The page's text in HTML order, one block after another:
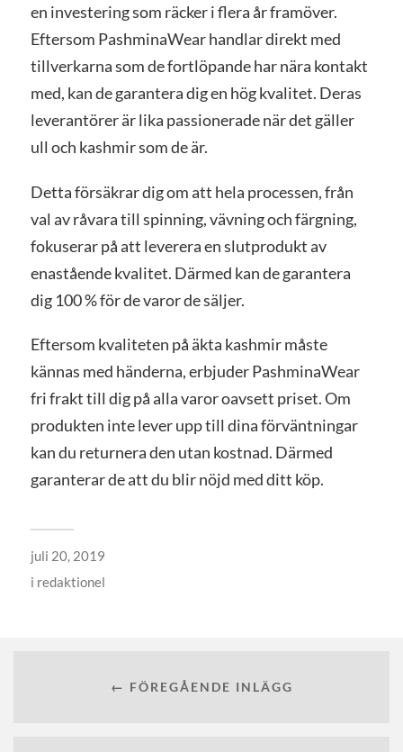
en investering som räcker i flera år framöver.
Eftersom PashminaWear handlar direkt med
tillverkarna som de fortlöpande har nära kontakt
med, kan de garantera dig en hög kvalitet. Deras
leverantörer är lika passionerade när det gäller
ull och kashmir som de är.
Detta försäkrar dig om att hela processen, från
val av råvara till spinning, vävning och färgning,
fokuserar på att leverera en slutprodukt av
enastående kvalitet. Därmed kan de garantera
dig 100 % för de varor de säljer.
Eftersom kvaliteten på äkta kashmir måste
kännas med händerna, erbjuder PashminaWear
fri frakt till dig på alla varor oavsett priset. Om
produkten inte lever upp till dina förväntningar
kan du returnera den utan kostnad. Därmed
garanterar de att du blir nöjd med ditt köp.
juli 20, 2019
i redaktionel
← FÖREGÅENDE INLÄGG